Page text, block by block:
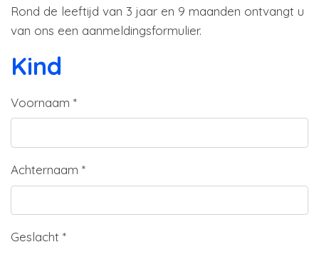
Rond de leeftijd van 3 jaar en 9 maanden ontvangt u
van ons een aanmeldingsformulier.
Kind
Voornaam *
Achternaam *
Geslacht *